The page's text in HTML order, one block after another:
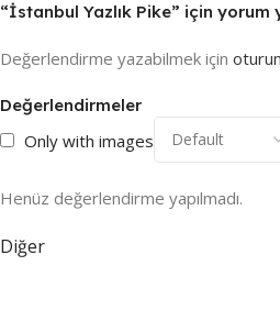
Değerlendirmeler
Only with images
Henüz değerlendirme yapılmadı.
“İstanbul Yazlık Pike” için yorum
Değerlendirme yazabilmek için
Diğer